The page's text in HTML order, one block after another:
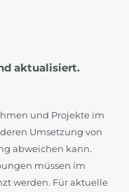
aktualisiert.
und Projekte im
Umsetzung von
abweichen kann.
müssen im
werden. Für aktuelle